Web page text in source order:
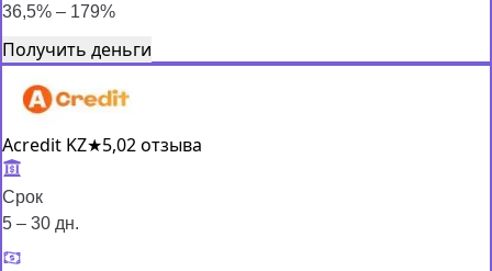
36,5% – 179%
Получить деньги
Acredit KZ★5,02 отзыва
Срок
5 – 30 дн.